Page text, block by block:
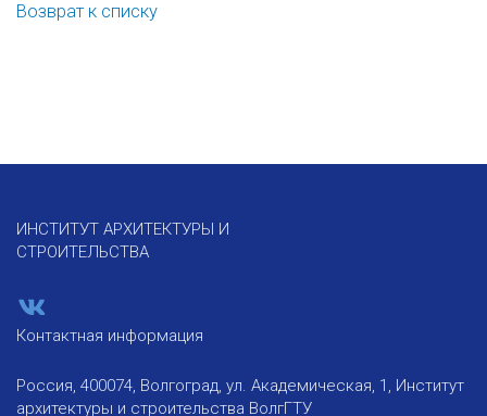
Возврат к списку
ИНСТИТУТ АРХИТЕКТУРЫ И
СТРОИТЕЛЬСТВА
Контактная информация
Россия, 400074, Волгоград, ул. Академическая, 1, Институт
архитектуры и строительства ВолгГТУ